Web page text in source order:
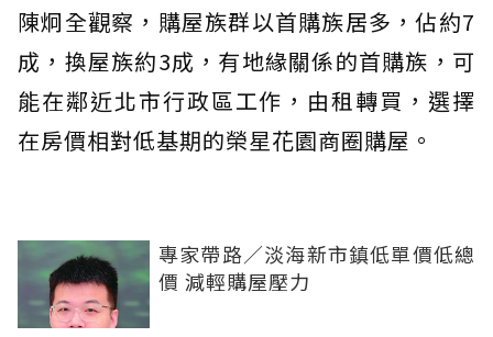
陳炯全觀察，購屋族群以首購族居多，佔約7
成，換屋族約3成，有地緣關係的首購族，可
能在鄰近北市行政區工作，由租轉買，選擇
在房價相對低基期的榮星花園商圈購屋。
專家帶路／淡海新市鎮低單價低總
價 減輕購屋壓力